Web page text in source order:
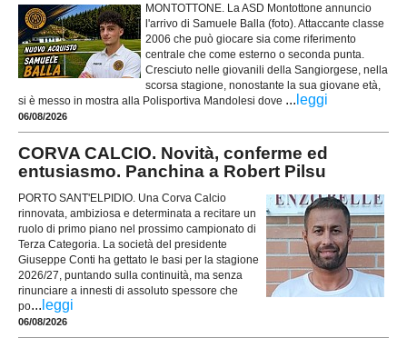
MONTOTTONE. La ASD Montottone annuncio
l'arrivo di Samuele Balla (foto). Attaccante classe
2006 che può giocare sia come riferimento
centrale che come esterno o seconda punta.
Cresciuto nelle giovanili della Sangiorgese, nella
scorsa stagione, nonostante la sua giovane età,
si è messo in mostra alla Polisportiva Mandolesi dove ... leggi
06/08/2026
CORVA CALCIO. Novità, conferme ed
entusiasmo. Panchina a Robert Pilsu
PORTO SANT'ELPIDIO. Una Corva Calcio
rinnovata, ambiziosa e determinata a recitare un
ruolo di primo piano nel prossimo campionato di
Terza Categoria. La società del presidente
Giuseppe Conti ha gettato le basi per la stagione
2026/27, puntando sulla continuità, ma senza
rinunciare a innesti di assoluto spessore che
po... leggi
06/08/2026